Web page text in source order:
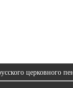
церковного